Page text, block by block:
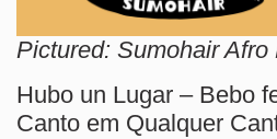
Pictured: Sumohair Afro
Hubo un Lugar – Bebo
Canto em Qualquer